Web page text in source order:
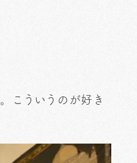
こういうのが好き